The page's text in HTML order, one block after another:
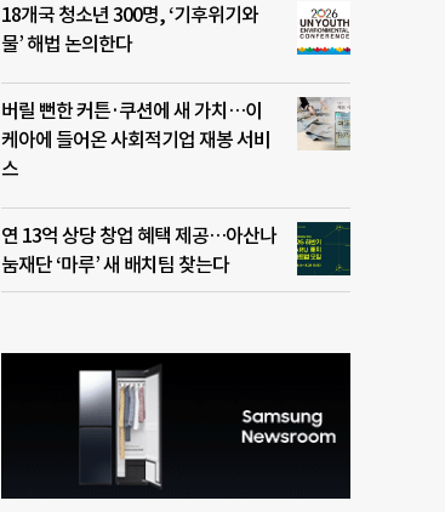
18개국 청소년 300명, ‘기후위기와
물’ 해법 논의한다
버릴 뻔한 커튼·쿠션에 새 가치…이
케아에 들어온 사회적기업 재봉 서비
스
연 13억 상당 창업 혜택 제공…아산나
눔재단 ‘마루’ 새 배치팀 찾는다